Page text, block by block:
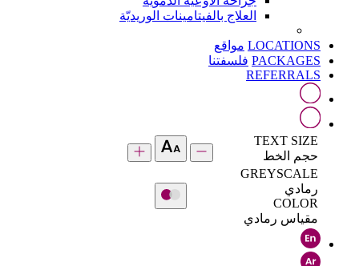
العلاج بالفيتامينات الوريديّة
LOCATIONS مواقع
PACKAGES فلسفتنا
REFERRALS
TEXT SIZE
حجم الخط
GREYSCALE
رمادي
COLOR
مقياس رمادي